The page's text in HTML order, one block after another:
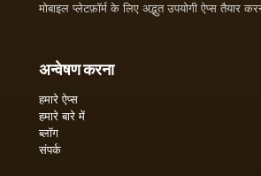
मोबाइल प्लेटफ़ॉर्म के लिए अद्भुत उपयोगी ऐप्स तैयार
अन्वेषण करना
हमारे ऐप्स
हमारे बारे में
ब्लॉग
संपर्क